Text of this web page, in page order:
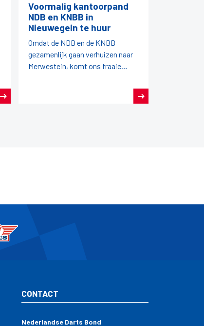
Voormalig kantoorpand
NDB en KNBB in
Nieuwegein te huur
Omdat de NDB en de KNBB
gezamenlijk gaan verhuizen naar
Merwestein, komt ons fraaie
CONTACT
Nederlandse Darts Bond